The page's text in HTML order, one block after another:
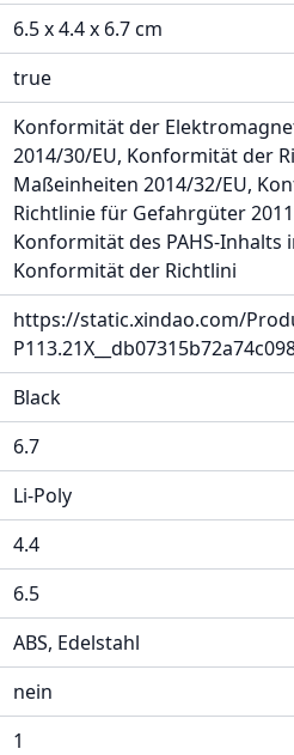
6.5 x 4.4 x 6.7 cm
true
Konformität der
2014/30/EU, Konformität der
Maßeinheiten 2014/32/EU,
Richtlinie für Gefahrgüter
Konformität des PAHS-Inhalts
Konformität der Richtlini
https://static.xindao.com/
Black
6.7
Li-Poly
4.4
6.5
ABS, Edelstahl
nein
1